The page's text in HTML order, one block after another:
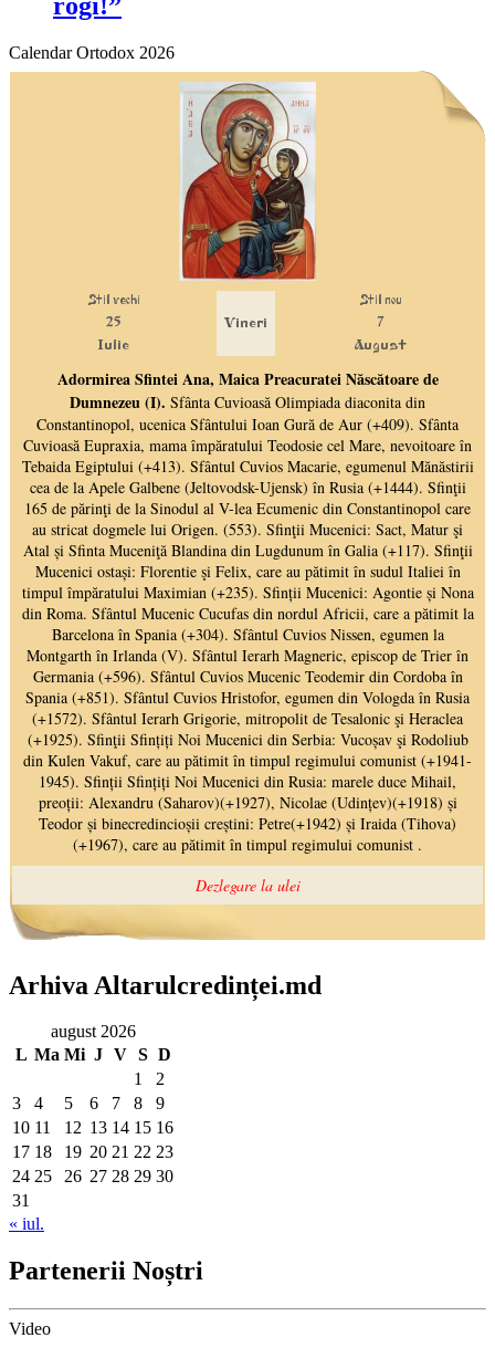
Calendar Ortodox 2026
Arhiva Altarulcredinței.md
august 2026
L Ma Mi J V S D
1
2
3
4 5 6 7 8
9
10 11 12 13 14 15 16
17 18 19 20 21 22 23
24 25 26 27 28 29 30
31
« iul.
Partenerii Noștri
Video